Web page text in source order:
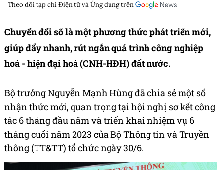
Theo dõi tạp chíĐiện tử và Ứng dụngtrên
Chuyển đổi số là một phương thức phát triển mới,
giúp đẩy nhanh, rút ngắn quá trình công nghiệp
hoá - hiện đại hoá (CNH-HĐH) đất nước.
Bộ trưởng Nguyễn Mạnh Hùng đã chia sẻ một số
nhận thức mới, quan trọng tại hội nghị sơ kết công
tác 6 tháng đầu năm và triển khai nhiệm vụ 6
tháng cuối năm 2023 của Bộ Thông tin và Truyền
thông (TT&TT) tổ chức ngày 30/6.